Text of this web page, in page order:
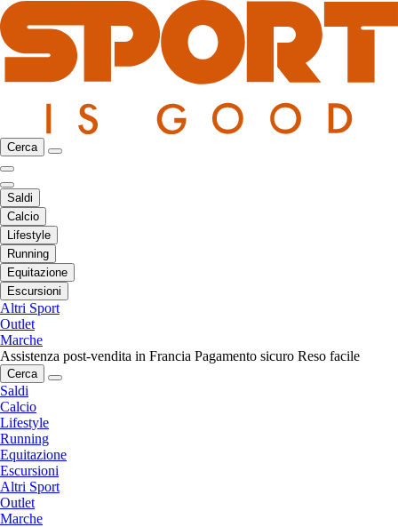
Cerca
Saldi
Calcio
Lifestyle
Running
Equitazione
Escursioni
Altri Sport
Outlet
Marche
Assistenza post-vendita in Francia Pagamento sicuro Reso facile
Cerca
Saldi
Calcio
Lifestyle
Running
Equitazione
Escursioni
Altri Sport
Outlet
Marche